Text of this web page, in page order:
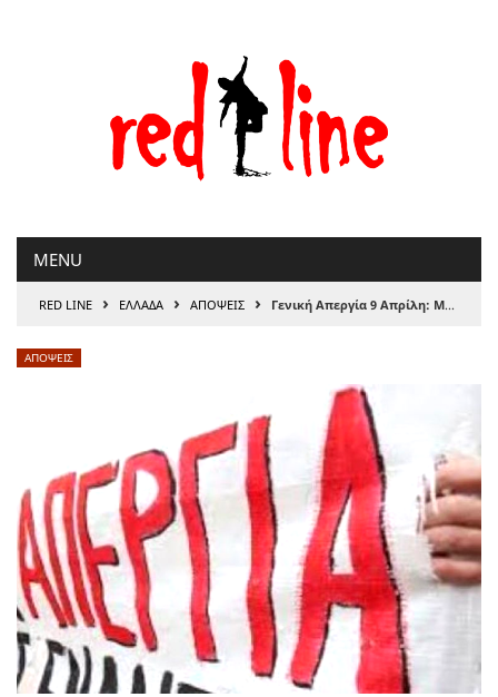
MENU
RED LINE › ΕΛΛΑΔΑ › ΑΠΟΨΕΙΣ › Γενική Απεργία 9 Απρίλη: Μάχη για πραγµατικές αυξήσεις και συλλογικές συµβάσεις
ΑΠΟΨΕΙΣ